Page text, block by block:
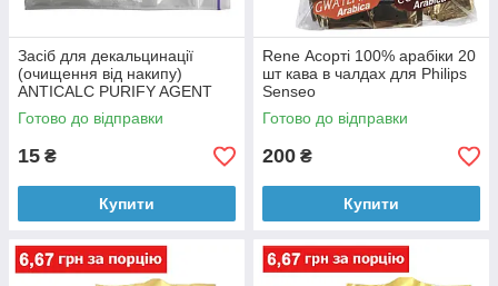
Засіб для декальцинації
(очищення від накипу)
ANTICALC PURIFY AGENT
(порошок), 15 г
Готово до відправки
15 ₴
Купити
Rene Асорті 100% арабіки 20
шт кава в чалдах для Philips
Senseo
Готово до відправки
200 ₴
Купити